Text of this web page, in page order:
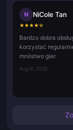
N NiCole Tan
★★★★☆
Bardzo dobra
korzystać
mnóstwo gier.
Aug 6, 2026